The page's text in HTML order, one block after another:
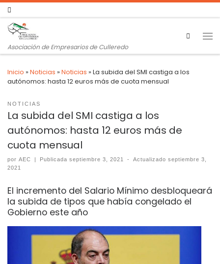
Asociación de Empresarios de Culleredo
Search
Inicio »Noticias »Noticias »La subida del SMI castiga a los
autónomos: hasta 12 euros más de cuota mensual
NOTICIAS
La subida del SMI castiga a los
autónomos: hasta 12 euros más de
cuota mensual
por AEC | Publicadaseptiembre 3, 2021 - Actualizadoseptiembre 3,
2021
El incremento del Salario Mínimo desbloqueará
la subida de tipos que había congelado el
Gobierno este año